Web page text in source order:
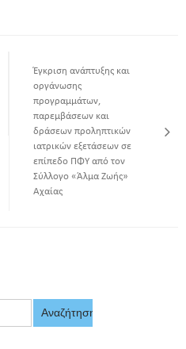
Έγκριση ανάπτυξης και
οργάνωσης
προγραμμάτων,
παρεμβάσεων και
δράσεων προληπτικών
ιατρικών εξετάσεων σε
επίπεδο ΠΦΥ από τον
Σύλλογο «Άλμα Ζωής»
Αχαίας